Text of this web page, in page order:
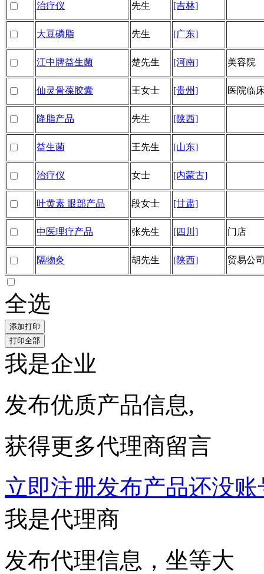
治疗仪 先生 [吉林]
大豆磷脂 先生 [广东]
江中牌益生菌 楚先生 [河南] 美容院
仙灵骨葆胶囊 王女士 [贵州] 医院临
降脂产品 先生 [陕西]
益生菌 王先生 [山东]
治疗仪 女士 [内蒙古]
叶黄素 眼部产品 段女士 [甘肃]
中医理疗产品 张先生 [四川] 门店
隔物灸 胡先生 [陕西] 贸易公
全选
我是企业
发布优质产品信息,
获得更多代理商留言
立即注册发布产品还没账
我是代理商
发布代理信息，坐等大